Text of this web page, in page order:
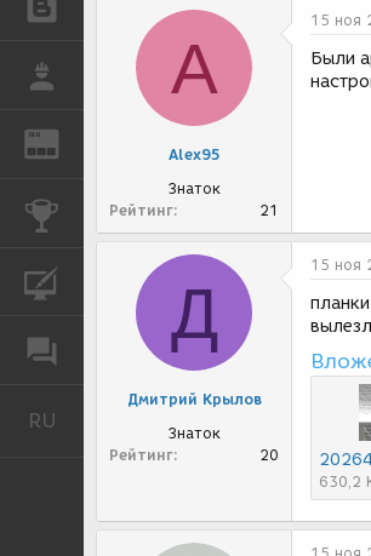
РАБОТА
REN
КОНКУРСЫ
КУРСЫ
ФОРУМ
RU
A
Alex95
Знаток
Рейтинг
21
15 ноя
Были
Д
Дмитрий Крылов
Знаток
Рейтинг
20
15 ноя
630,2